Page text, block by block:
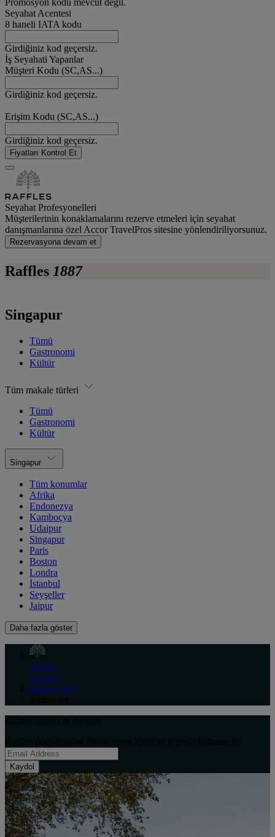
Promosyon kodu mevcut değil.
Seyahat Acentesi
8 haneli IATA kodu
Girdiğiniz kod geçersiz.
İş Seyahati Yapanlar
Müşteri Kodu (SC,AS...)
Girdiğiniz kod geçersiz.
Erişim Kodu (SC,AS...)
Girdiğiniz kod geçersiz.
Fiyatları Kontrol Et
Seyahat Profesyonelleri
Müşterilerinin konaklamalarını rezerve etmeleri için seyahat
danışmanlarına özel Accor TravelPros sitesine yönlendiriliyorsunuz.
Rezervasyona devam et
Raffles 1887
Singapur
Tümü
Gastronomi
Kültür
Tüm makale türleri
Tümü
Gastronomi
Kültür
Singapur
Tüm konumlar
Afrika
Endonezya
Kamboçya
Udaipur
Singapur
Paris
Boston
Londra
İstanbul
Seyşeller
Jaipur
Daha fazla göster
Raffles
Turkish
Raffles 1887
Kaydol